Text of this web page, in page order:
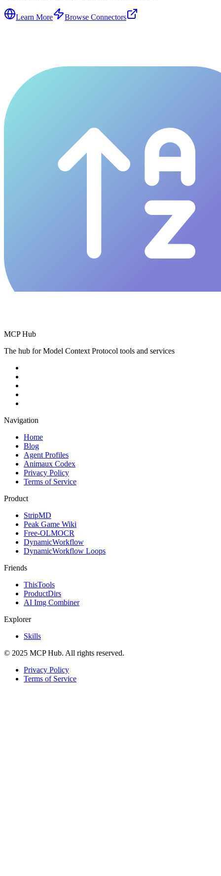
Learn More Browse Connectors
MCP Hub
The hub for Model Context Protocol tools and services
Navigation
Home
Blog
Agent Profiles
Animaux Codex
Privacy Policy
Terms of Service
Product
StripMD
Peak Game Wiki
Free-OLMOCR
DynamicWorkflow
DynamicWorkflow Loops
Friends
ThisTools
ProductDirs
AI Img Combiner
Explorer
Skills
© 2025 MCP Hub. All rights reserved.
Privacy Policy
Terms of Service